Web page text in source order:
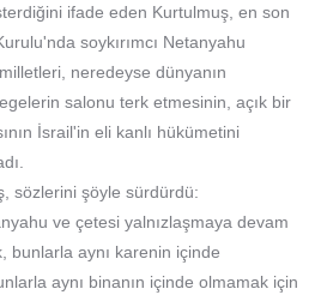
ifade eden Kurtulmuş, en son
soykırımcı Netanyahu
neredeyse dünyanın
salonu terk etmesinin, açık bir
İsrail'in eli kanlı hükümetini
sözlerini şöyle sürdürdü:
ve çetesi yalnızlaşmaya devam
bunlarla aynı karenin içinde
aynı binanın içinde olmamak için